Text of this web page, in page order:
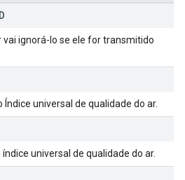
vai ignorá-lo se ele for transmitido
universal de qualidade do ar.
universal de qualidade do ar.